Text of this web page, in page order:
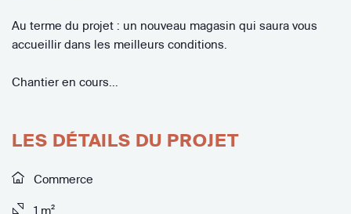
Au terme du projet : un nouveau magasin qui saura vous
accueillir dans les meilleurs conditions.
Chantier en cours…
LES DÉTAILS DU PROJET
Commerce
1 m²